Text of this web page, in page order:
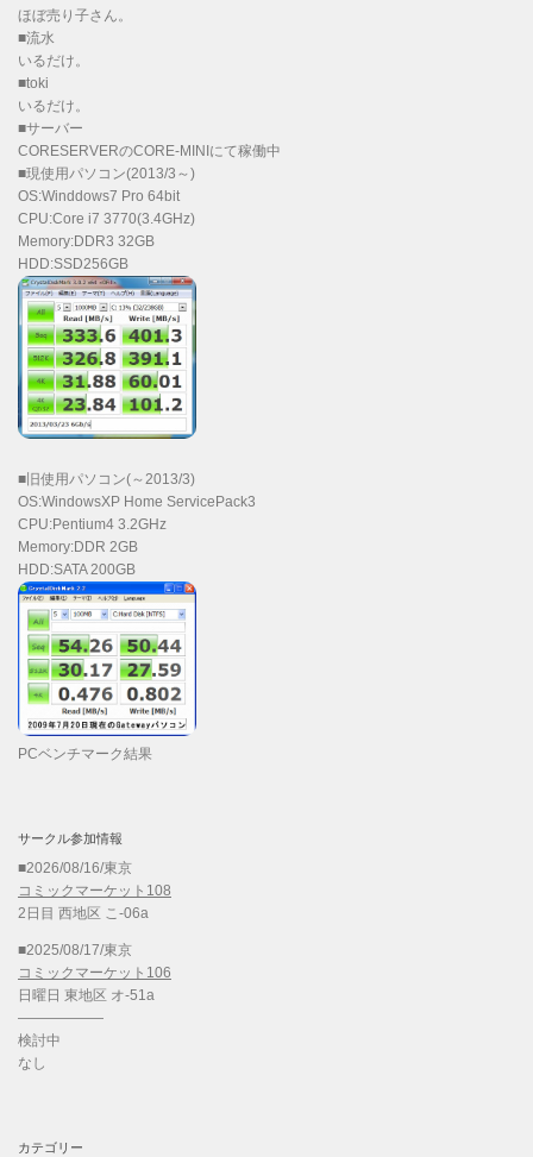
ほぼ売り子さん。
■流水
いるだけ。
■toki
いるだけ。
■サーバー
CORESERVERのCORE-MINIにて稼働中
■現使用パソコン(2013/3～)
OS:Winddows7 Pro 64bit
CPU:Core i7 3770(3.4GHz)
Memory:DDR3 32GB
HDD:SSD256GB
■旧使用パソコン(～2013/3)
OS:WindowsXP Home ServicePack3
CPU:Pentium4 3.2GHz
Memory:DDR 2GB
HDD:SATA 200GB
PCベンチマーク結果
サークル参加情報
■2026/08/16/東京
コミックマーケット108
2日目 西地区 こ-06a
■2025/08/17/東京
コミックマーケット106
日曜日 東地区 オ-51a
——————
検討中
なし
カテゴリー